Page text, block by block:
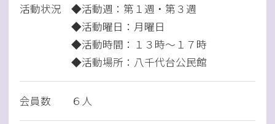
活動状況
◆活動週：第１週・第３週
◆活動曜日：月曜日
◆活動時間：１３時～１７時
◆活動場所：八千代台公民館
会員数 ６人